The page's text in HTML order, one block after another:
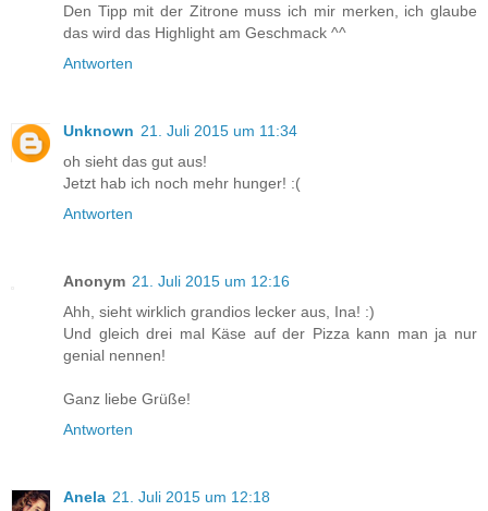
Den Tipp mit der Zitrone muss ich mir merken, ich glaube
das wird das Highlight am Geschmack ^^
Antworten
Unknown 21. Juli 2015 um 11:34
oh sieht das gut aus!
Jetzt hab ich noch mehr hunger! :(
Antworten
Anonym 21. Juli 2015 um 12:16
Ahh, sieht wirklich grandios lecker aus, Ina! :)
Und gleich drei mal Käse auf der Pizza kann man ja nur
genial nennen!
Ganz liebe Grüße!
Antworten
Anela 21. Juli 2015 um 12:18